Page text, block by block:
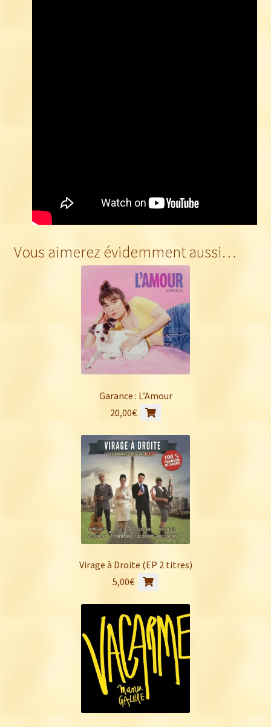
Vous aimerez évidemment aussi…
Garance : L’Amour
20,00€
Virage à Droite (EP 2 titres)
5,00€